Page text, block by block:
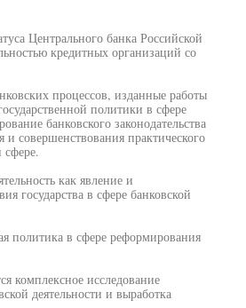
Центрального банка Российской
кредитных организаций со
процессов, изданные работы
политики в сфере
банковского законодательства
совершенствования практического
сфере.
как явление и
государства в сфере банковской
политика в сфере реформирования
комплексное исследование
деятельности и выработка